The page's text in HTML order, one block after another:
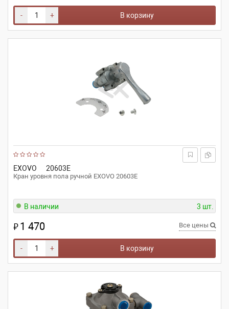
- + В корзину
EXOVO 20603E
Кран уровня пола ручной EXOVO 20603E
В наличии 3 шт.
₽1 470 Все цены
- + В корзину